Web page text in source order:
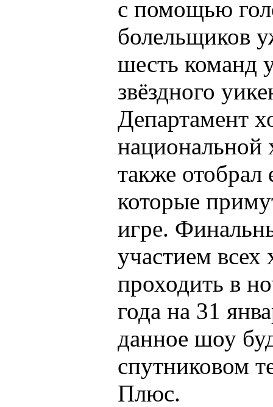
с помощью
болельщиков
шесть команд
звёздного
Департамент
национальной
также
которые
игре.
участием всех
проходить в
года на 31
данное шоу
спутниковом
Плюс.